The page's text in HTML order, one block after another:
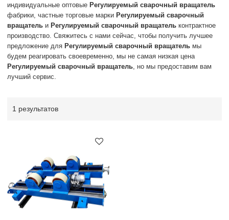
индивидуальные оптовые Регулируемый сварочный вращатель
фабрики, частные торговые марки Регулируемый сварочный
вращатель и Регулируемый сварочный вращатель контрактное
производство. Свяжитесь с нами сейчас, чтобы получить лучшее
предложение для Регулируемый сварочный вращатель мы
будем реагировать своевременно, мы не самая низкая цена
Регулируемый сварочный вращатель , но мы предоставим вам
лучший сервис.
1 результатов